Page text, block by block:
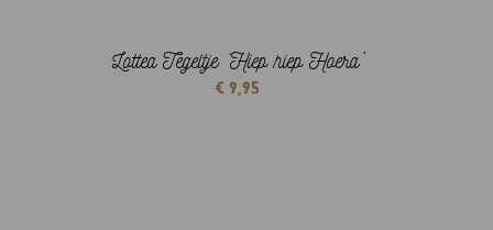
Lottea Tegeltje ‘Hiep hiep Hoera’
€ 9,95